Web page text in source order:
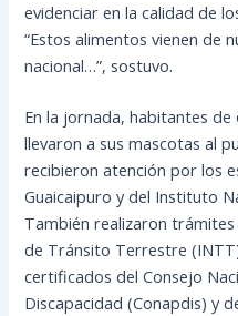
evidenciar en la calidad de
“Estos alimentos vienen de
nacional…”, sostuvo.
En la jornada, habitantes
llevaron a sus mascotas al
recibieron atención por los
Guaicaipuro y del Instituto
También realizaron
de Tránsito Terrestre
certificados del Consejo
Discapacidad (Conapdis) y